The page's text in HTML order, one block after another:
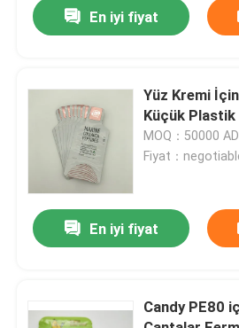
Kalite kontrol
Bize ulaşın
Haberler
Tüm servis talepleri
Kahve Paketleme Torbaları
En iyi fiyat
Yüz Kremi
Küçük Plastik
MOQ：50000
Fiyat：
En iyi fiyat
Candy PE80